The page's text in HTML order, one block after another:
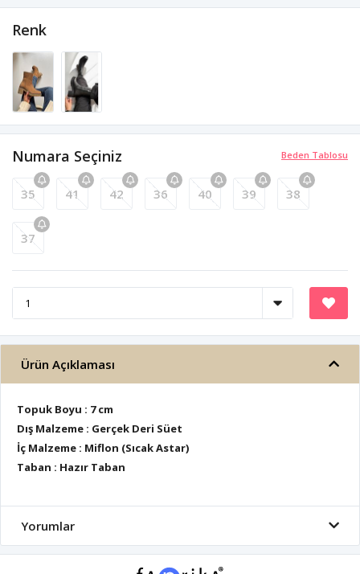
Renk
Beden Tablosu
Numara Seçiniz
35 41 42 36 40 39 38
37
Ürün Açıklaması
Topuk Boyu : 7 cm
Dış Malzeme : Gerçek Deri Süet
İç Malzeme : Miflon (Sıcak Astar)
Taban : Hazır Taban
Yorumlar